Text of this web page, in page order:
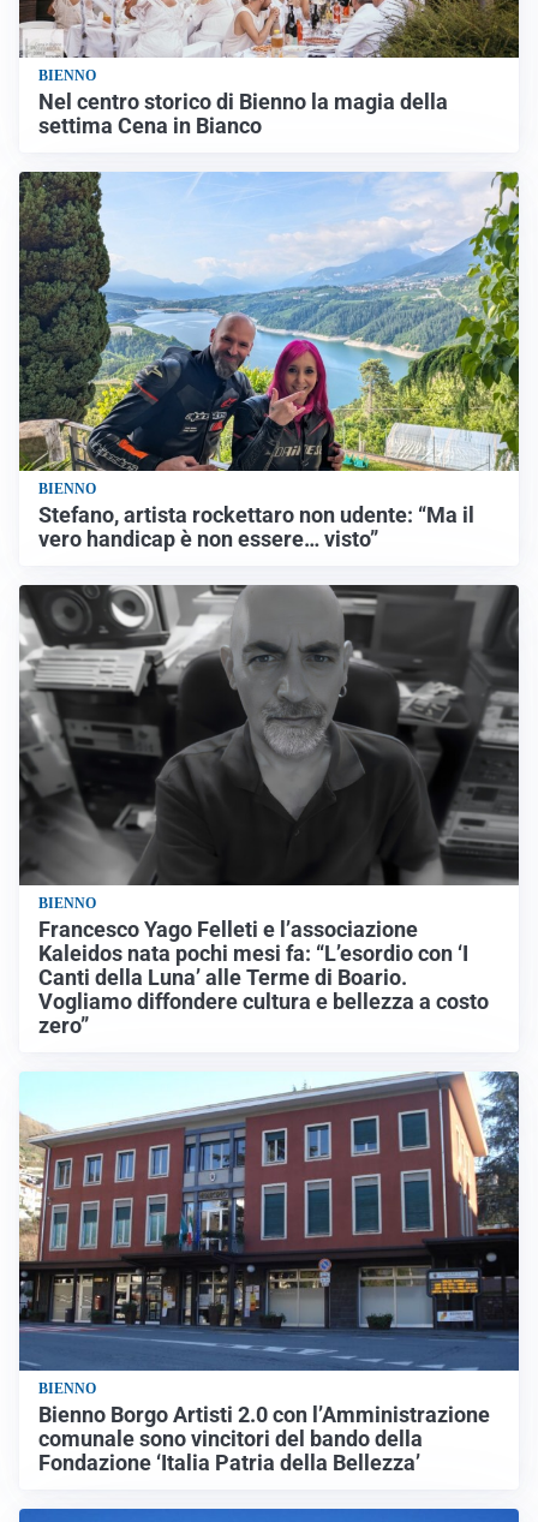
BIENNO
Nel centro storico di Bienno la magia della
settima Cena in Bianco
BIENNO
Stefano, artista rockettaro non udente: “Ma il
vero handicap è non essere… visto”
BIENNO
Francesco Yago Felleti e l’associazione
Kaleidos nata pochi mesi fa: “L’esordio con ‘I
Canti della Luna’ alle Terme di Boario.
Vogliamo diffondere cultura e bellezza a costo
zero”
BIENNO
Bienno Borgo Artisti 2.0 con l’Amministrazione
comunale sono vincitori del bando della
Fondazione ‘Italia Patria della Bellezza’